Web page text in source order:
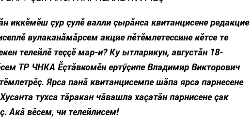
иккӗмӗш çур çулӗ валли çырăнса квитанцисене редакцие
вулаканăмăрсем акцие пӗтӗмлетессине кӗтсе те
телейлӗ теççӗ мар-и? Ку ытларикун, августăн 18-
ТР ЧНКА Ӗçтăвкомӗн ертӳçипе Владимир Викторович
Ярса панă квитанцисемпе шăпа ярса парнесене
тухса тăракан чăвашла хаçатăн парнисене çак
Акă вӗсем, чи телейлисем!